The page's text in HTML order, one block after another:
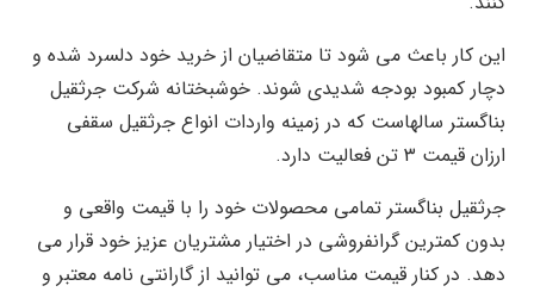
این کار باعث می شود تا متقاضیان از خرید خود دلسرد شده و
دچار کمبود بودجه شدیدی شوند. خوشبختانه شرکت جرثقیل
بناگستر سالهاست که در زمینه واردات انواع جرثقیل سقفی
ارزان قیمت ۳ تن فعالیت دارد.
جرثقیل بناگستر تمامی محصولات خود را با قیمت واقعی و
بدون کمترین گرانفروشی در اختیار مشتریان عزیز خود قرار می
دهد. در کنار قیمت مناسب، می توانید از گارانتی نامه معتبر و